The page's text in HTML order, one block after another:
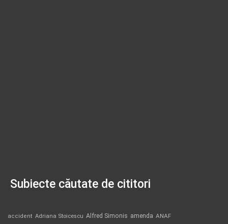
Subiecte căutate de cititori
accident Adriana Stoicescu Alfred Simonis amenda ANAF